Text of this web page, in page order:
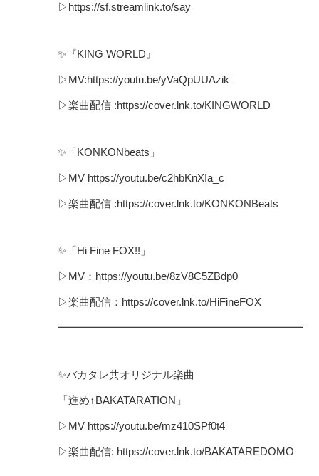
▷https://sf.streamlink.to/say
✨『KING WORLD』
▷MV:https://youtu.be/yVaQpUUAzik
▷楽曲配信 :https://cover.lnk.to/KINGWORLD
✨「KONKONbeats」
▷MV https://youtu.be/c2hbKnXIa_c
▷楽曲配信 :https://cover.lnk.to/KONKONBeats
✨「Hi Fine FOX!!」
▷MV：https://youtu.be/8zV8C5ZBdp0
▷楽曲配信：https://cover.lnk.to/HiFineFOX
━━━━━━━━━━━━━━━━━━━━━━━
✨バカタレ共オリジナル楽曲
「進め↑BAKATARATION」
▷MV https://youtu.be/mz410SPf0t4
▷楽曲配信: https://cover.lnk.to/BAKATAREDOMO